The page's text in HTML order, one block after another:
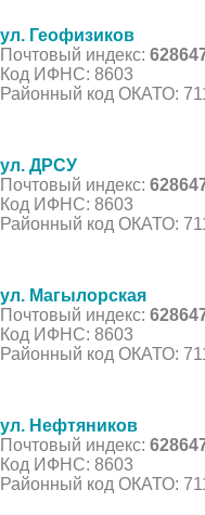
ул. Геофизиков
Почтовый индекс:
Код ИФНС: 8603
Районный код ОКАТО:
ул. ДРСУ
Почтовый индекс:
Код ИФНС: 8603
Районный код ОКАТО:
ул. Магылорская
Почтовый индекс:
Код ИФНС: 8603
Районный код ОКАТО:
ул. Нефтяников
Почтовый индекс:
Код ИФНС: 8603
Районный код ОКАТО: